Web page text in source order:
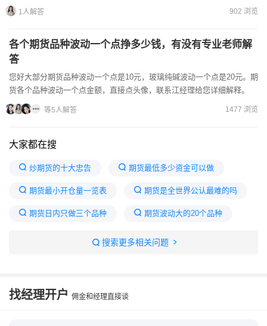
多，但亏起来也快，新手要特别谨慎；有门槛的品种是监管为了...
1人解答 902 浏览
各个期货品种波动一个点挣多少钱，有没有专业老师解
答
您好大部分期货品种波动一个点是10元，玻璃纯碱波动一个点是20元。期
货各个品种波动一个点金额，直接点头像，联系江经理给您详细解释。
等5人解答 1477 浏览
大家都在搜
炒期货的十大忠告 期货最低多少资金可以做
期货最小开仓量一览表 期货是全世界公认最难的吗
期货日内只做三个品种 期货波动大的20个品种
普通人玩期货能赚钱吗 期货最吃香的三个品种
搜索更多相关问题
找经理开户 佣金和经理直接谈